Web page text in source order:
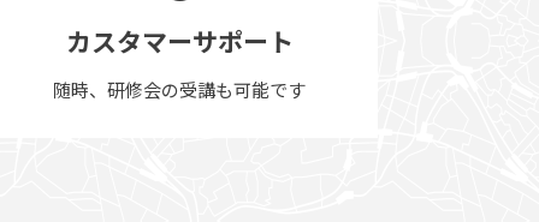
カスタマーサポート
随時、研修会の受講も可能です